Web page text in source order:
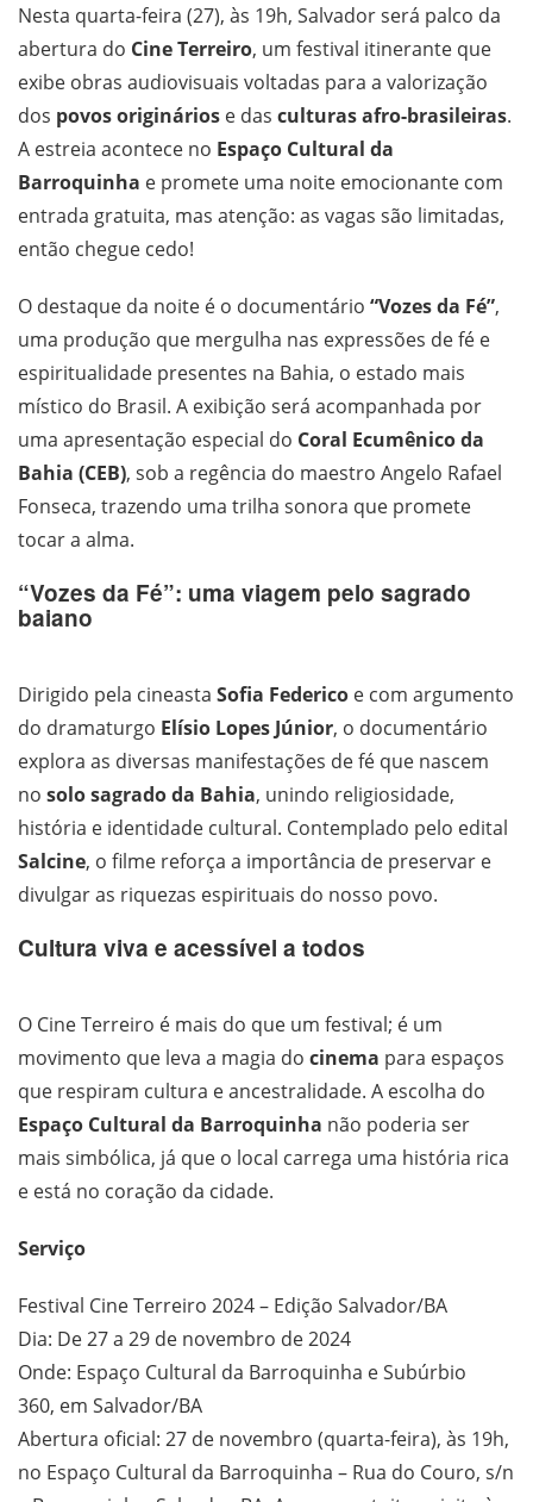
Nesta quarta-feira (27), às 19h, Salvador será palco da
abertura do Cine Terreiro, um festival itinerante que
exibe obras audiovisuais voltadas para a valorização
dos povos originários e das culturas afro-brasileiras.
A estreia acontece no Espaço Cultural da
Barroquinha e promete uma noite emocionante com
entrada gratuita, mas atenção: as vagas são limitadas,
então chegue cedo!
O destaque da noite é o documentário “Vozes da Fé”,
uma produção que mergulha nas expressões de fé e
espiritualidade presentes na Bahia, o estado mais
místico do Brasil. A exibição será acompanhada por
uma apresentação especial do Coral Ecumênico da
Bahia (CEB), sob a regência do maestro Angelo Rafael
Fonseca, trazendo uma trilha sonora que promete
tocar a alma.
“Vozes da Fé”: uma viagem pelo sagrado
baiano
Dirigido pela cineasta Sofia Federico e com argumento
do dramaturgo Elísio Lopes Júnior, o documentário
explora as diversas manifestações de fé que nascem
no solo sagrado da Bahia, unindo religiosidade,
história e identidade cultural. Contemplado pelo edital
Salcine, o filme reforça a importância de preservar e
divulgar as riquezas espirituais do nosso povo.
Cultura viva e acessível a todos
O Cine Terreiro é mais do que um festival; é um
movimento que leva a magia do cinema para espaços
que respiram cultura e ancestralidade. A escolha do
Espaço Cultural da Barroquinha não poderia ser
mais simbólica, já que o local carrega uma história rica
e está no coração da cidade.
Serviço
Festival Cine Terreiro 2024 – Edição Salvador/BA
Dia: De 27 a 29 de novembro de 2024
Onde: Espaço Cultural da Barroquinha e Subúrbio
360, em Salvador/BA
Abertura oficial: 27 de novembro (quarta-feira), às 19h,
no Espaço Cultural da Barroquinha – Rua do Couro, s/n